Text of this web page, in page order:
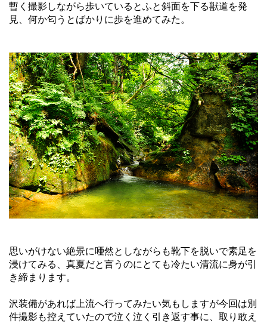
暫く撮影しながら歩いているとふと斜面を下る獣道を発
見、何か匂うとばかりに歩を進めてみた。
思いがけない絶景に唖然としながらも靴下を脱いで素足を
浸けてみる、真夏だと言うのにとても冷たい清流に身が引
き締まります。
沢装備があれば上流へ行ってみたい気もしますが今回は別
件撮影も控えていたので泣く泣く引き返す事に、取り敢え